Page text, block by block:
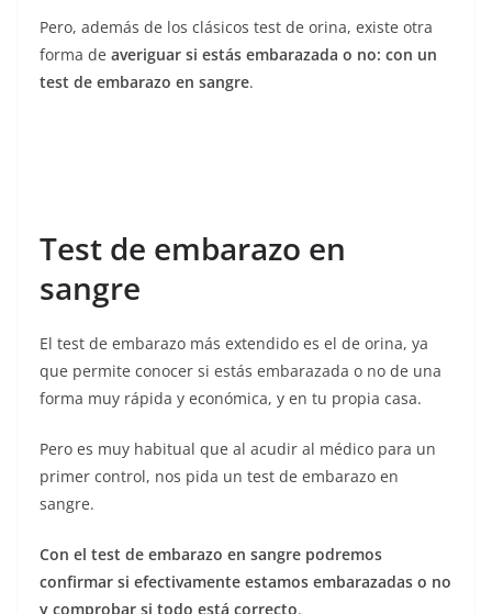
Pero, además de los clásicos test de orina, existe otra
forma de averiguar si estás embarazada o no: con un
test de embarazo en sangre.
Test de embarazo en
sangre
El test de embarazo más extendido es el de orina, ya
que permite conocer si estás embarazada o no de una
forma muy rápida y económica, y en tu propia casa.
Pero es muy habitual que al acudir al médico para un
primer control, nos pida un test de embarazo en
sangre.
Con el test de embarazo en sangre podremos
confirmar si efectivamente estamos embarazadas o no
y comprobar si todo está correcto.